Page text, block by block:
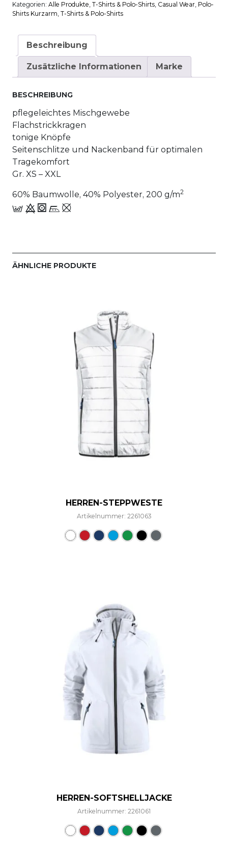
Kategorien: Alle Produkte, T-Shirts & Polo-Shirts, Casual Wear, Polo-
Shirts Kurzarm, T-Shirts & Polo-Shirts
Beschreibung
Zusätzliche Informationen Marke
BESCHREIBUNG
pflegeleichtes Mischgewebe
Flachstrickkragen
tonige Knöpfe
Seitenschlitze und Nackenband für optimalen
Tragekomfort
Gr. XS – XXL
60% Baumwolle, 40% Polyester, 200 g/m2
c 9 1 n_,
ÄHNLICHE PRODUKTE
HERREN-STEPPWESTE
Artikelnummer: 2261063
HERREN-SOFTSHELLJACKE
Artikelnummer: 2261061